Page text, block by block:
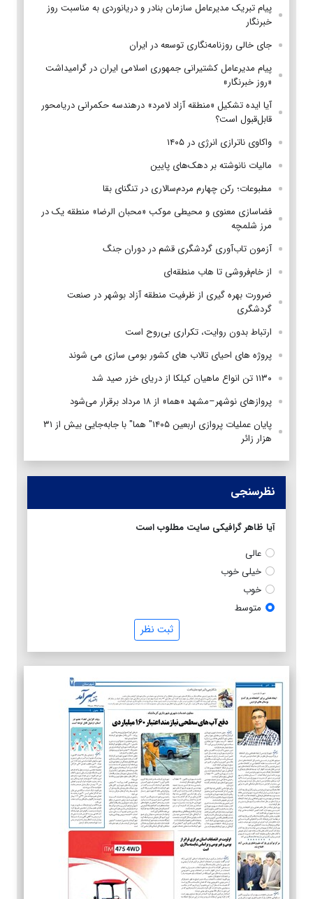
پیام تبریک مدیرعامل سازمان بنادر و دریانوردی به مناسبت روز
خبرنگار
جای خالی روزنامه‌نگاری توسعه در ایران
پیام مدیرعامل کشتیرانی جمهوری اسلامی ایران در گرامیداشت
«روز خبرنگار»
آیا ایده تشکیل «منطقه آزاد لامرد» درهندسه حکمرانی دریامحور
قابل‌قبول است؟
واکاوی ناترازی انرژی در ۱۴۰۵
مالیات نانوشته بر دهک‌های پایین
مطبوعات؛ رکن چهارم مردم‌سالاری در تنگنای بقا
فضاسازی معنوی و محیطی موکب «محبان الرضا» منطقه یک در
مرز شلمچه
آزمون تاب‌آوری گردشگری قشم در دوران جنگ
از خام‌فروشی تا هاب منطقه‌ای
ضرورت بهره گیری از ظرفیت منطقه آزاد بوشهر در صنعت
گردشگری
ارتباط بدون روایت، تکراری بی‌روح است
پروژه های احیای تالاب های کشور بومی سازی می شوند
۱۱۳۰ تن انواع ماهیان کیلکا از دریای خزر صید شد
پروازهای نوشهر–مشهد «هما» از ۱۸ مرداد برقرار می‌شود
پایان عملیات پروازی اربعین ۱۴۰۵" هما" با جابه‌جایی بیش از ۳۱
هزار زائر
نظرسنجی
آیا ظاهر گرافیکی سایت مطلوب است
عالی
خیلی خوب
خوب
متوسط
ثبت نظر